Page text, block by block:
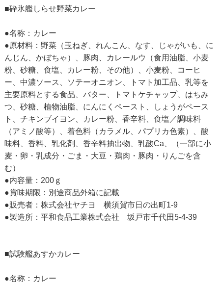
■砕氷艦しらせ野菜カレー
●名称：カレー
●原材料：野菜（玉ねぎ、れんこん、なす、じゃがいも、に
んじん、かぼちゃ）、豚肉、カレールウ（食用油脂、小麦
粉、砂糖、食塩、カレー粉、その他）、小麦粉、コーヒ
ー、中濃ソース、ソテーオニオン、トマト加工品、乳等を
主要原料とする食品、バター、トマトケチャップ、はちみ
つ、砂糖、植物油脂、にんにくペースト、しょうがペース
ト、チキンブイヨン、カレー粉、香辛料、食塩／調味料
（アミノ酸等）、着色料（カラメル、パプリカ色素）、酸
味料、香料、乳化剤、香辛料抽出物、乳酸Ca、（一部に小
麦・卵・乳成分・ごま・大豆・鶏肉・豚肉・りんごを含
む）
●内容量：200ｇ
●賞味期限：別途商品外箱に記載
●販売者：株式会社ヤチヨ 横須賀市日の出町1-9
●製造所：平和食品工業株式会社 坂戸市千代田5-4-39
■試験艦あすかカレー
●名称：カレー